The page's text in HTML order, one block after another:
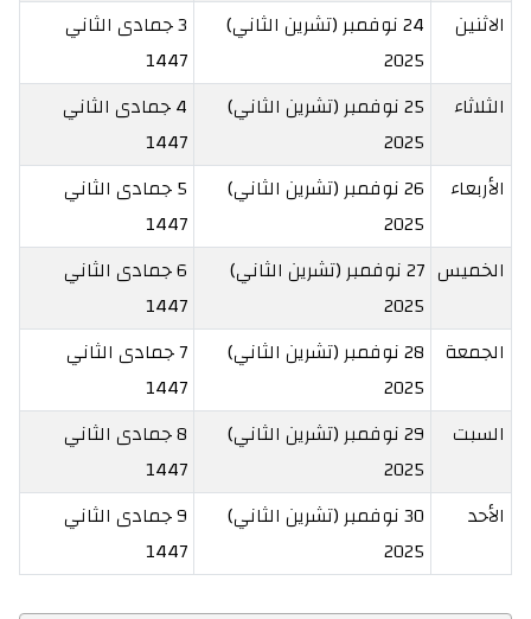
الاثنين
24 نوفمبر (تشرين الثاني)
2025
3 جمادى الثاني
1447
الثلاثاء
25 نوفمبر (تشرين الثاني)
2025
4 جمادى الثاني
1447
الأربعاء
26 نوفمبر (تشرين الثاني)
2025
5 جمادى الثاني
1447
الخميس
27 نوفمبر (تشرين الثاني)
2025
6 جمادى الثاني
1447
الجمعة
28 نوفمبر (تشرين الثاني)
2025
7 جمادى الثاني
1447
السبت
29 نوفمبر (تشرين الثاني)
2025
8 جمادى الثاني
1447
الأحد
30 نوفمبر (تشرين الثاني)
2025
9 جمادى الثاني
1447